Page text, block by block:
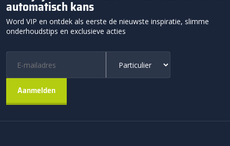
automatisch kans
Word VIP en ontdek als eerste de nieuwste inspiratie, slimme
onderhoudstips en exclusieve acties